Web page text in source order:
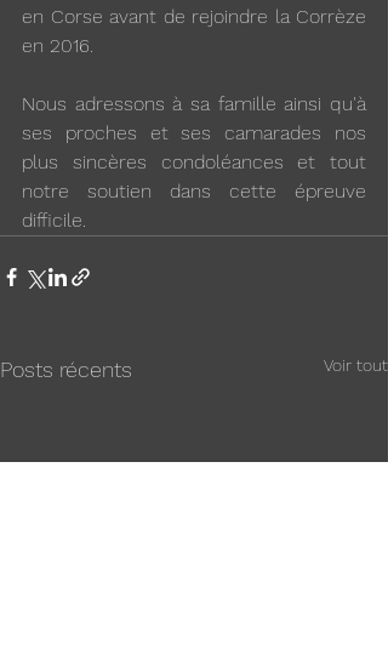
en Corse avant de rejoindre la Corrèze
en 2016.
Nous adressons à sa famille ainsi qu'à
ses proches et ses camarades nos
plus sincères condoléances et tout
notre soutien dans cette épreuve
difficile.
Posts récents Voir tout